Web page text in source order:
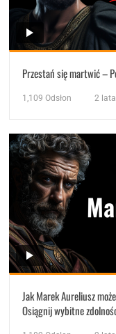
Przestań się martwić –
1,109 Odsłon 2
Jak Marek Aureliusz
Osiągnij wybitne